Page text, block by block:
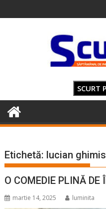
to
SCURT
Etichetă: lucian
O COMEDIE PLINĂ DE
martie 14, 2025 luminita